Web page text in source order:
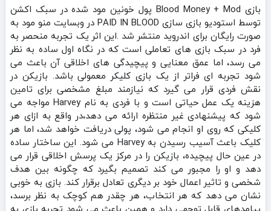
بازی Blood Money + Mod پول خونین مود شده در سبک اکشن
توسط استودیو بازی سازی PAID IN BLOOD در وبسایت منو مود به
صورت رایگان برای اندروید منتشر شد .این اثر یک تجربه منحصر به
فرد در سبک بازی‌ های تعاملی است که در نگاه اول ساده به نظر
می‌ رسد، اما عمق معنایی و پیچیدگی‌ های اخلاقی آن باعث می‌
شود تجربه‌ ای فراتر از یک بازی کلیکر معمولی باشد. بازیکن در
نقش فردی قرار می‌ گیرد که نیازمند مبلغ مشخصی برای تامین
هزینه یک عمل حیاتی است و با فردی به نام Harvey مواجه می‌
شود که پیشنهادی غیر منتظره ارائه می‌ دهد،در واقع به ازای هر
کلیکی که روی او انجام می‌ شود، پولی دریافت خواهد شد، اما هر
کلیک باعث آسیب رسیدن به Harvey می‌ شود. این ساختار ساده
در عین حال پیچیده، بازیکن را در مرکز یک پرسش اخلاقی قرار می‌
دهد و او را مجبور می‌ کند تصمیم بگیرد که چگونه بین هدف
شخصی و تاثیر اعمال خود بر دیگری تعادل برقرار کند. بازی به خوبی
نشان می‌ دهد که هر انتخاب، هر چقدر هم کوچک به نظر برسد،